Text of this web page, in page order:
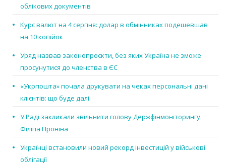
облікових документів
Курс валют на 4 серпня: долар в обмінниках подешевшав
на 10 копійок
Уряд назвав законопроєкти, без яких Україна не зможе
просунутися до членства в ЄС
«Укрпошта» почала друкувати на чеках персональні дані
клієнтів: що буде далі
У Раді закликали звільнити голову Держфінмоніторингу
Філіпа Проніна
Українці встановили новий рекорд інвестицій у військові
облігації